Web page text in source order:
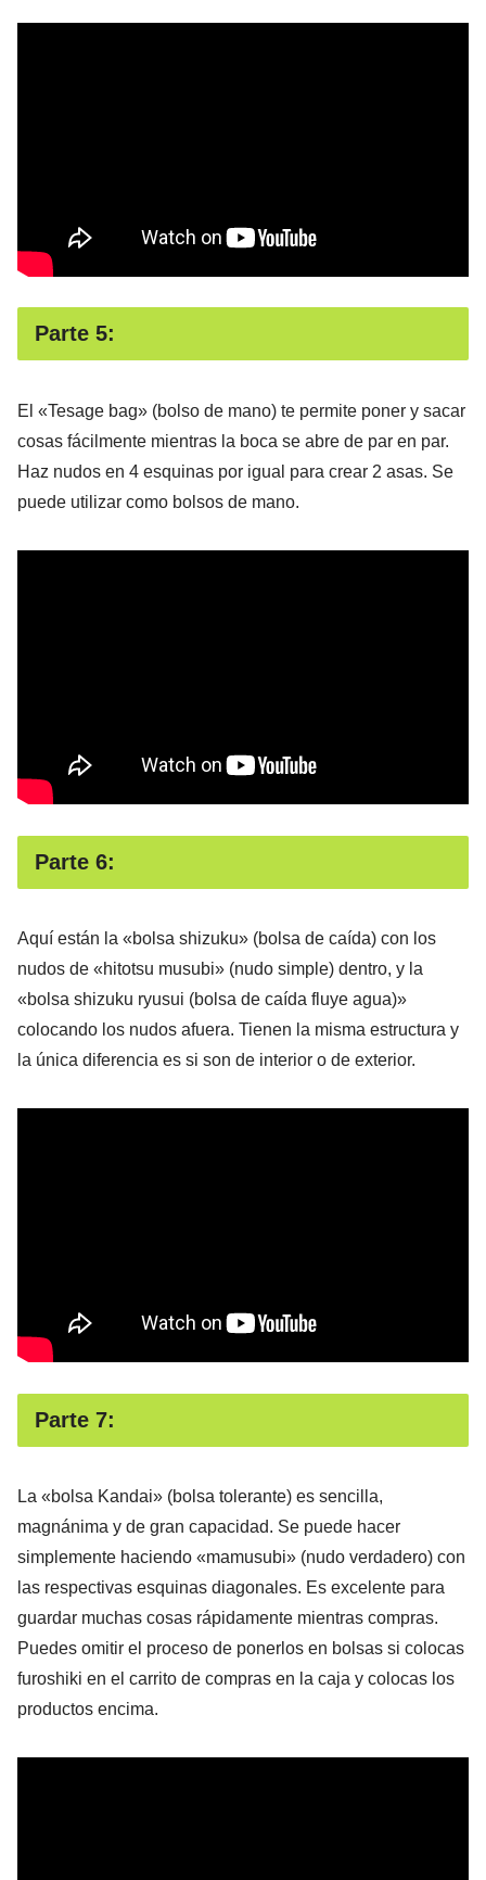
Parte 5:
El «Tesage bag» (bolso de mano) te permite poner y sacar
cosas fácilmente mientras la boca se abre de par en par.
Haz nudos en 4 esquinas por igual para crear 2 asas. Se
puede utilizar como bolsos de mano.
Parte 6:
Aquí están la «bolsa shizuku» (bolsa de caída) con los
nudos de «hitotsu musubi» (nudo simple) dentro, y la
«bolsa shizuku ryusui (bolsa de caída fluye agua)»
colocando los nudos afuera. Tienen la misma estructura y
la única diferencia es si son de interior o de exterior.
Parte 7:
La «bolsa Kandai» (bolsa tolerante) es sencilla,
magnánima y de gran capacidad. Se puede hacer
simplemente haciendo «mamusubi» (nudo verdadero) con
las respectivas esquinas diagonales. Es excelente para
guardar muchas cosas rápidamente mientras compras.
Puedes omitir el proceso de ponerlos en bolsas si colocas
furoshiki en el carrito de compras en la caja y colocas los
productos encima.